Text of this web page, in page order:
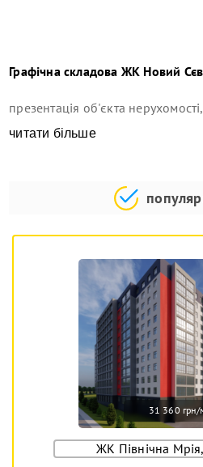
Графічна складова ЖК Новий
презентація об'єкта
читати більше
31 360 грн/
ЖК Північна